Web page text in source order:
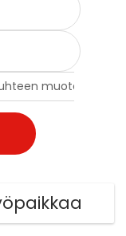
muoto